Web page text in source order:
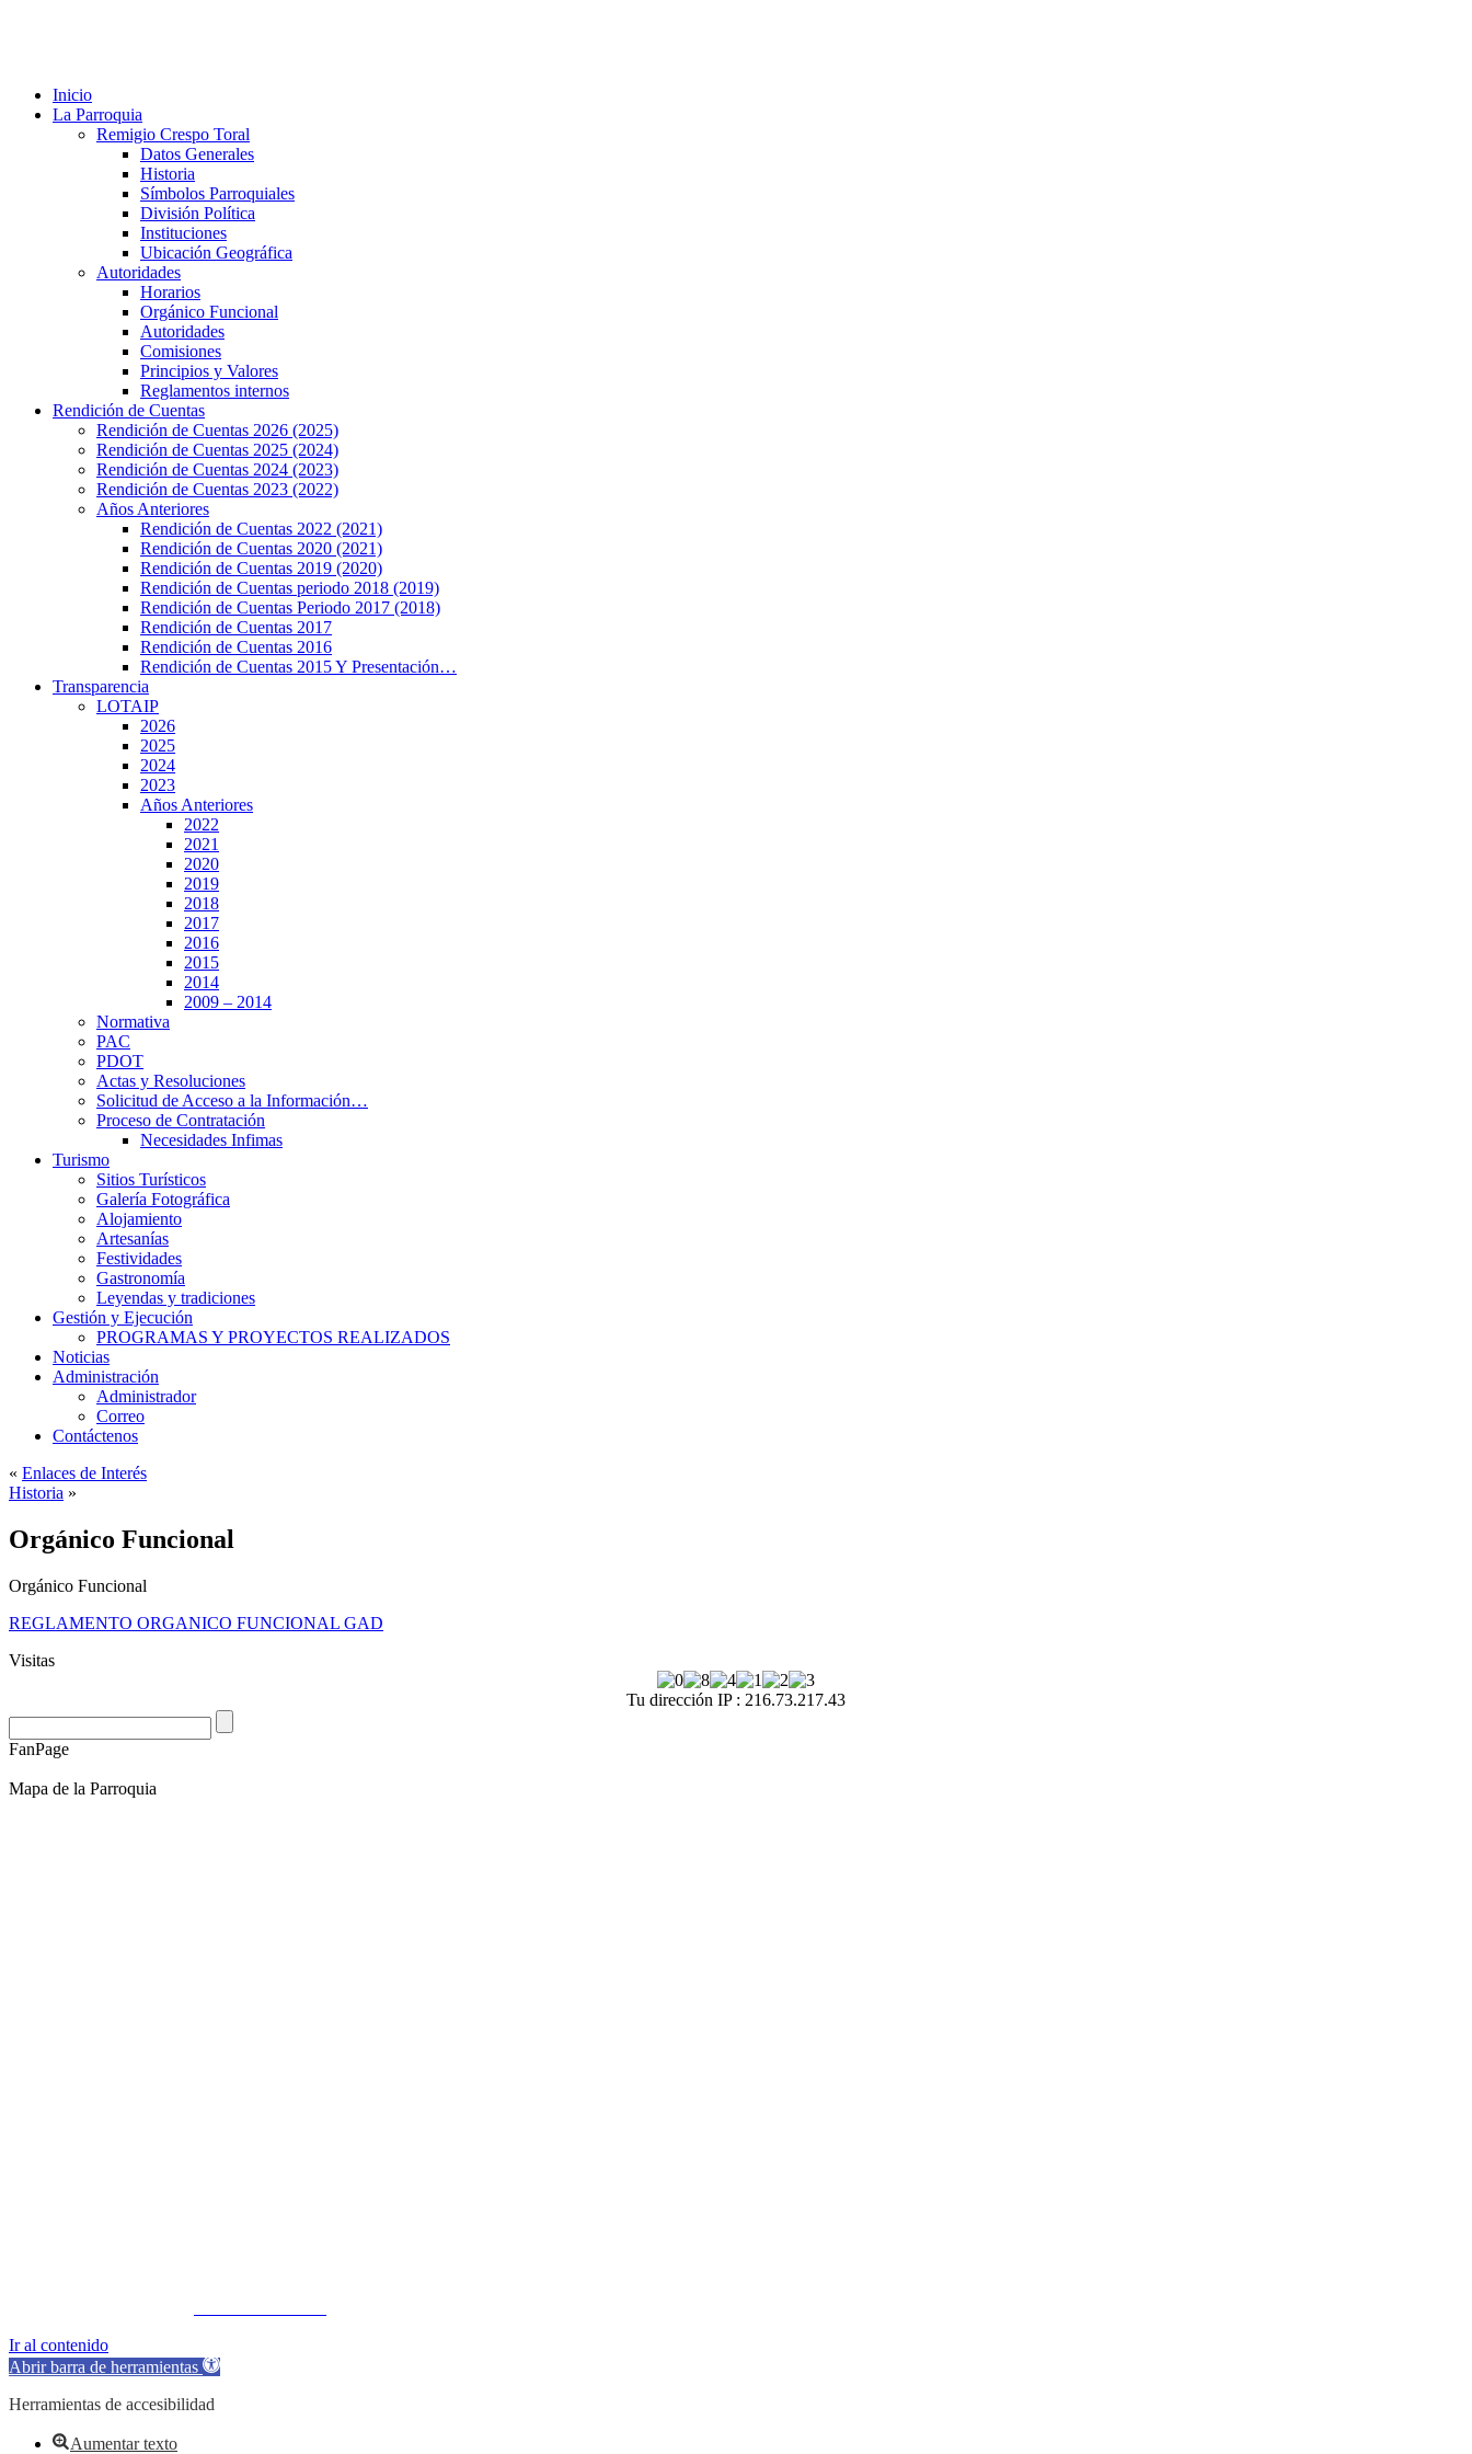
Inicio
La Parroquia
Remigio Crespo Toral
Datos Generales
Historia
Símbolos Parroquiales
División Política
Instituciones
Ubicación Geográfica
Autoridades
Horarios
Orgánico Funcional
Autoridades
Comisiones
Principios y Valores
Reglamentos internos
Rendición de Cuentas
Rendición de Cuentas 2026 (2025)
Rendición de Cuentas 2025 (2024)
Rendición de Cuentas 2024 (2023)
Rendición de Cuentas 2023 (2022)
Años Anteriores
Rendición de Cuentas 2022 (2021)
Rendición de Cuentas 2020 (2021)
Rendición de Cuentas 2019 (2020)
Rendición de Cuentas periodo 2018 (2019)
Rendición de Cuentas Periodo 2017 (2018)
Rendición de Cuentas 2017
Rendición de Cuentas 2016
Rendición de Cuentas 2015 Y Presentación…
Transparencia
LOTAIP
2026
2025
2024
2023
Años Anteriores
2022
2021
2020
2019
2018
2017
2016
2015
2014
2009 – 2014
Normativa
PAC
PDOT
Actas y Resoluciones
Solicitud de Acceso a la Información…
Proceso de Contratación
Necesidades Infimas
Turismo
Sitios Turísticos
Galería Fotográfica
Alojamiento
Artesanías
Festividades
Gastronomía
Leyendas y tradiciones
Gestión y Ejecución
PROGRAMAS Y PROYECTOS REALIZADOS
Noticias
Administración
Administrador
Correo
Contáctenos
« Enlaces de Interés
Historia »
Orgánico Funcional
Orgánico Funcional
REGLAMENTO ORGANICO FUNCIONAL GAD
Visitas
Tu dirección IP : 216.73.217.43
FanPage
Mapa de la Parroquia
Ir al contenido
Abrir barra de herramientas
Herramientas de accesibilidad
Aumentar texto